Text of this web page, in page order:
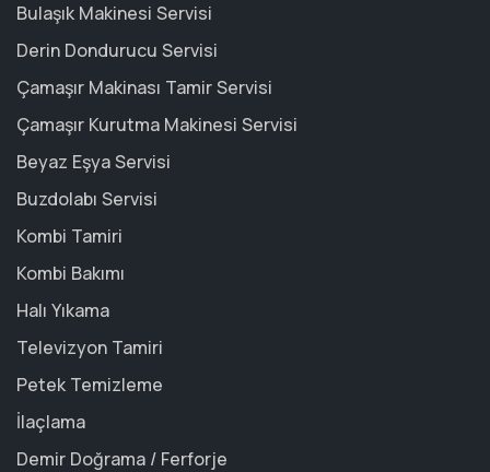
Bulaşık Makinesi Servisi
Derin Dondurucu Servisi
Çamaşır Makinası Tamir Servisi
Çamaşır Kurutma Makinesi Servisi
Beyaz Eşya Servisi
Buzdolabı Servisi
Kombi Tamiri
Kombi Bakımı
Halı Yıkama
Televizyon Tamiri
Petek Temizleme
İlaçlama
Demir Doğrama / Ferforje